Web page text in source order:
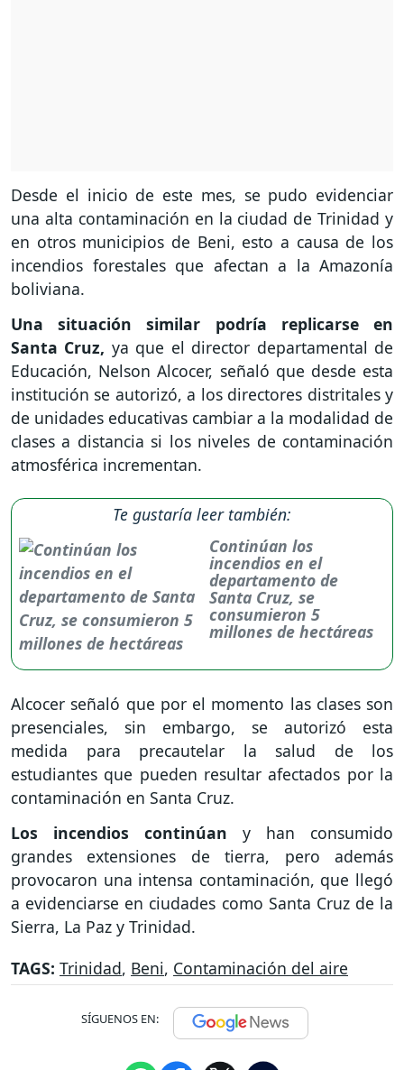
Desde el inicio de este mes, se pudo evidenciar
una alta contaminación en la ciudad de Trinidad y
en otros municipios de Beni, esto a causa de los
incendios forestales que afectan a la Amazonía
boliviana.
Una situación similar podría replicarse en
Santa Cruz, ya que el director departamental de
Educación, Nelson Alcocer, señaló que desde esta
institución se autorizó, a los directores distritales y
de unidades educativas cambiar a la modalidad de
clases a distancia si los niveles de contaminación
atmosférica incrementan.
Te gustaría leer también:
Continúan los
incendios en el
departamento de
Santa Cruz, se
consumieron 5
millones de hectáreas
Alcocer señaló que por el momento las clases son
presenciales, sin embargo, se autorizó esta
medida para precautelar la salud de los
estudiantes que pueden resultar afectados por la
contaminación en Santa Cruz.
Los incendios continúan y han consumido
grandes extensiones de tierra, pero además
provocaron una intensa contaminación, que llegó
a evidenciarse en ciudades como Santa Cruz de la
Sierra, La Paz y Trinidad.
TAGS: Trinidad, Beni, Contaminación del aire
SÍGUENOS EN: